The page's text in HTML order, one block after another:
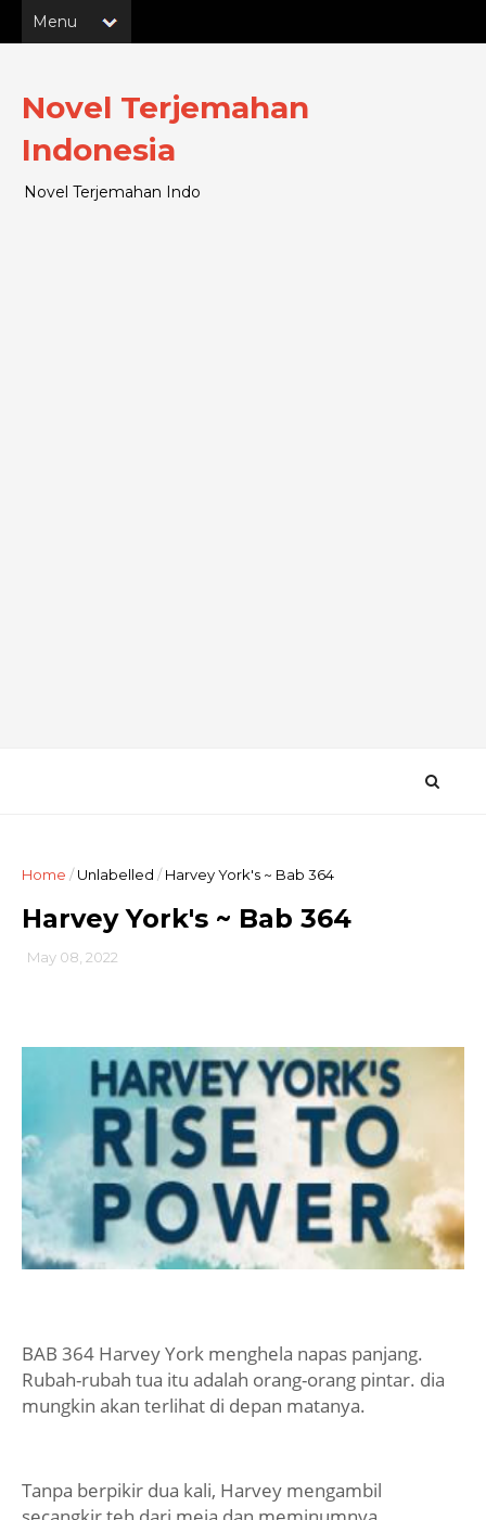
Novel Terjemahan
Indonesia
Novel Terjemahan Indo
Home /Unlabelled / Harvey York's ~ Bab 364
Harvey York's ~ Bab 364
May 08, 2022
BAB 364 Harvey York menghela napas panjang.
Rubah-rubah tua itu adalah orang-orang pintar. dia
mungkin akan terlihat di depan matanya.
Tanpa berpikir dua kali, Harvey mengambil